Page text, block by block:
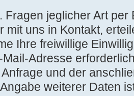
Fragen jeglicher Art per
mit uns in Kontakt,
Ihre freiwillige
Adresse
und der
weiterer Daten